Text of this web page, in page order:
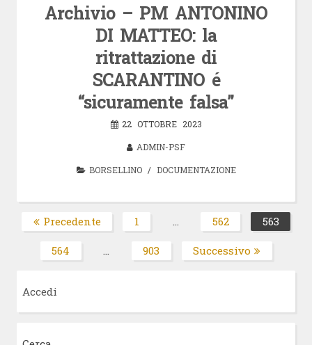
Archivio – PM ANTONINO
DI MATTEO: la
ritrattazione di
SCARANTINO é
“sicuramente falsa”
22 OTTOBRE 2023
ADMIN-PSF
BORSELLINO/ DOCUMENTAZIONE
Paginazione
degli
articoli
Precedente Pagina
1 … Pagina
562 563
Pagina
564 … Pagina
903 Successivo
Accedi